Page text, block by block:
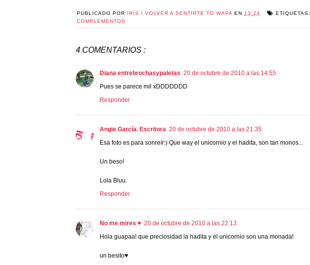
PUBLICADO POR IRIS \ VOLVER A SENTIRTE TO WAPA EN 13:24
ETIQUETAS:
COMPLEMENTOS
4 COMENTARIOS :
Diana entrebrochasypaletas 20 de octubre de 2010 a las 14:55
Pues se parece mil xDDDDDDD
Responder
Angie García. Escritora 20 de octubre de 2010 a las 21:35
Esa foto es para sonreír:) Que way el unicornio y el hadita, son tan monos...
Un beso!
Lola Bluu.
Responder
No me mires ♥ 20 de octubre de 2010 a las 22:13
Hola guapaa! que preciosidad la hadita y el unicornio son una monada!
un besito♥